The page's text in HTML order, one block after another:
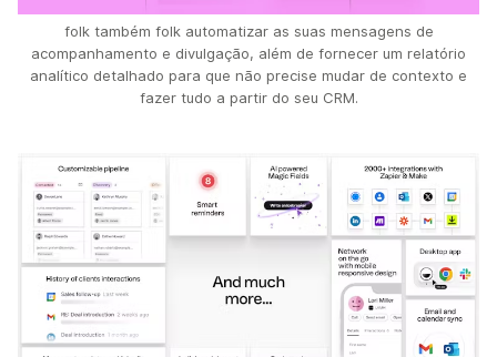
folk também folk automatizar as suas mensagens de
acompanhamento e divulgação, além de fornecer um relatório
analítico detalhado para que não precise mudar de contexto e
fazer tudo a partir do seu CRM.